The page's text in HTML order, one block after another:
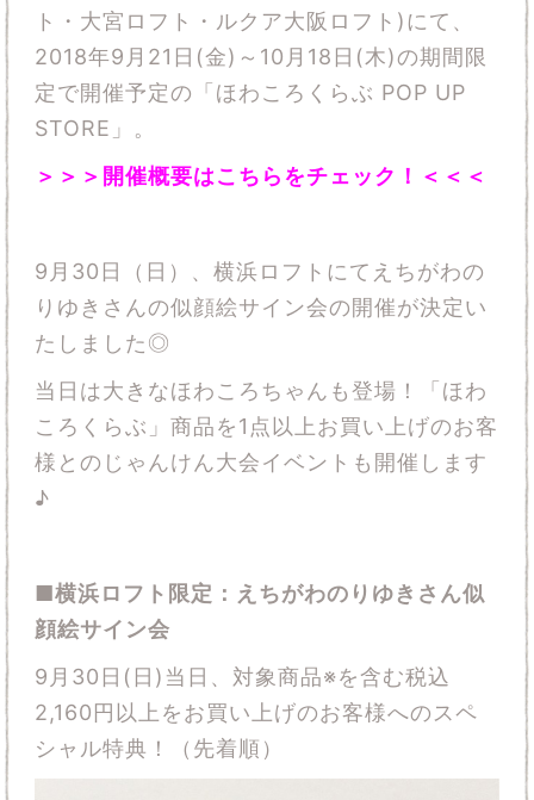
ト・大宮ロフト・ルクア大阪ロフト)にて、
2018年9月21日(金)～10月18日(木)の期間限
定で開催予定の「ほわころくらぶ POP UP
STORE」。
＞＞＞開催概要はこちらをチェック！＜＜＜
9月30日（日）、横浜ロフトにてえちがわの
りゆきさんの似顔絵サイン会の開催が決定い
たしました◎
当日は大きなほわころちゃんも登場！「ほわ
ころくらぶ」商品を1点以上お買い上げのお客
様とのじゃんけん大会イベントも開催します
♪
■横浜ロフト限定：えちがわのりゆきさん似
顔絵サイン会
9月30日(日)当日、対象商品※を含む税込
2,160円以上をお買い上げのお客様へのスペ
シャル特典！（先着順）